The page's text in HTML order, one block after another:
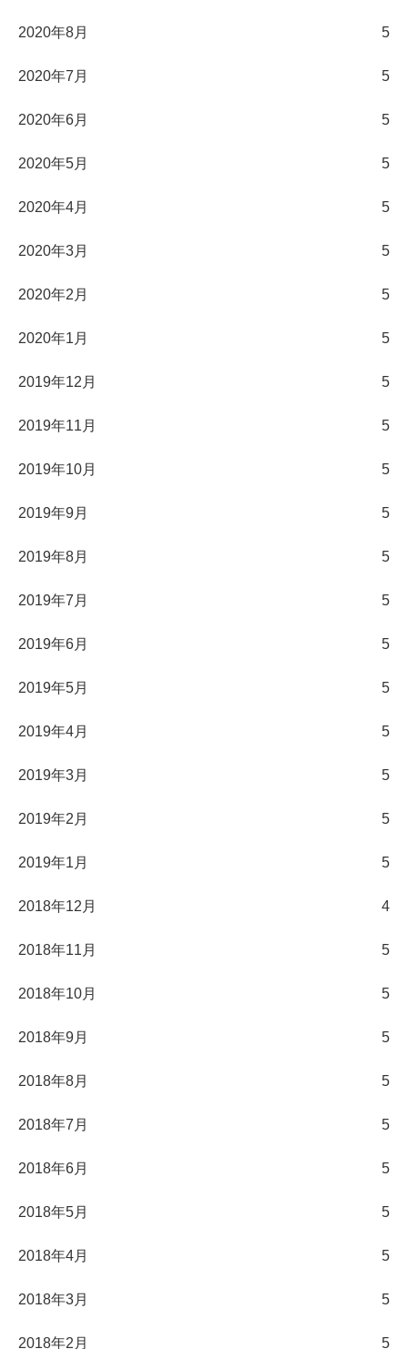
2020年8月 5
2020年7月 5
2020年6月 5
2020年5月 5
2020年4月 5
2020年3月 5
2020年2月 5
2020年1月 5
2019年12月 5
2019年11月 5
2019年10月 5
2019年9月 5
2019年8月 5
2019年7月 5
2019年6月 5
2019年5月 5
2019年4月 5
2019年3月 5
2019年2月 5
2019年1月 5
2018年12月 4
2018年11月 5
2018年10月 5
2018年9月 5
2018年8月 5
2018年7月 5
2018年6月 5
2018年5月 5
2018年4月 5
2018年3月 5
2018年2月 5